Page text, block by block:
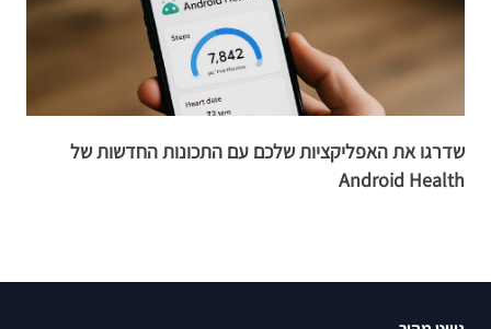
שדרגו את האפליקציות שלכם עם התכונות החדשות של
Android Health